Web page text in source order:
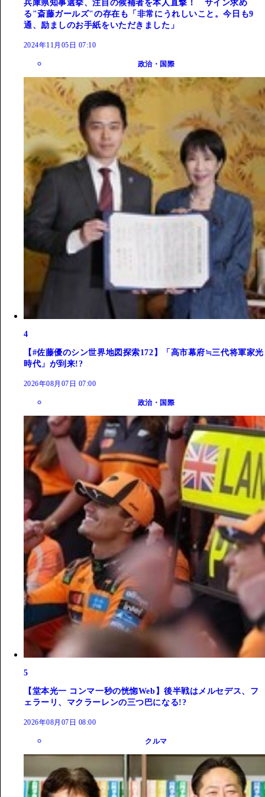
兵庫県知事選挙、注目の候補者を本人直撃！ サイン求め
る"斎藤ガールズ"の存在も「非常にうれしいこと。今日も9
通、励ましのお手紙をいただきました」
2024年11月05日 07:10
政治・国際
4
【#佐藤優のシン世界地図探索172】「高市幕府≒三代将軍家光
時代」が到来!?
2026年08月07日 07:00
政治・国際
5
【堂本光一 コンマ一秒の恍惚Web】後半戦はメルセデス、フ
ェラーリ、マクラーレンの三つ巴になる!?
2026年08月07日 08:00
クルマ